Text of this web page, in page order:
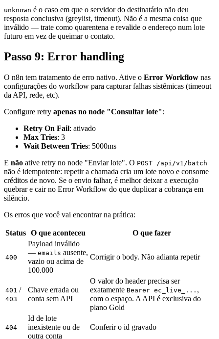
unknown é o caso em que o servidor do destinatário não deu
resposta conclusiva (greylist, timeout). Não é a mesma coisa que
inválido — trate como quarentena e revalide o endereço num lote
futuro em vez de queimar o contato.
Passo 9: Error handling
O n8n tem tratamento de erro nativo. Ative o Error Workflow nas
configurações do workflow para capturar falhas sistêmicas (timeout
da API, rede, etc).
Configure retry apenas no node "Consultar lote":
Retry On Fail: ativado
Max Tries: 3
Wait Between Tries: 5000ms
E não ative retry no node "Enviar lote". O POST /api/v1/batch
não é idempotente: repetir a chamada cria um lote novo e consome
créditos de novo. Se o envio falhar, é melhor deixar a execução
quebrar e cair no Error Workflow do que duplicar a cobrança em
silêncio.
Os erros que você vai encontrar na prática:
Status O que aconteceu O que fazer
400
Payload inválido
— emails ausente,
vazio ou acima de
100.000
Corrigir o body. Não adianta repetir
401 /
403
Chave errada ou
conta sem API
O valor do header precisa ser
exatamente Bearer ec_live_... ,
com o espaço. A API é exclusiva do
plano Gold
404
Id de lote
inexistente ou de
outra conta
Conferir o id gravado